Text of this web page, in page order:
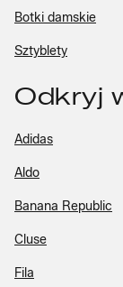
Botki damskie
Sztyblety
Odkryj
Adidas
Aldo
Banana Republic
Cluse
Fila